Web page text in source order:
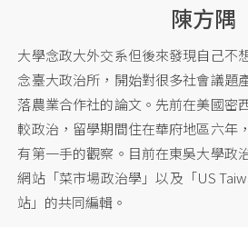
陳方隅
大學念政大外交系但後來發現自己不
念臺大政治所，開始對很多社會議題
落農業合作社的論文。先前在美國密
較政治，留學期間住在華府地區六年
有第一手的觀察。目前在東吳大學政
網站「菜市場政治學」以及「US
站」的共同編輯。